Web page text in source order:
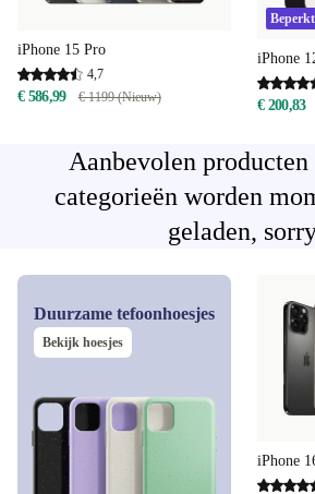
iPhone 15 Pro
4,7
€ 586,99 € 1199 (Nieuw)
iPhone
€ 200,83
Aanbevolen
categorieën worden
geladen,
Duurzame tefoonhoesjes
Bekijk hoesjes
iPhone